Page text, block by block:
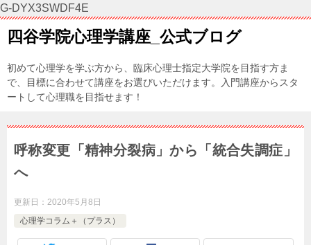
G-DYX3SWDF4E
四谷学院心理学講座_公式ブログ
初めて心理学を学ぶ方から、臨床心理士指定大学院を目指す方ま
で、目標に合わせて講座をお選びいただけます。入門講座からスタ
ートして心理職を目指せます！
呼称変更「精神分裂病」から「統合失調症」
へ
更新日： 2020年5月8日
心理学コラム＋（プラス）